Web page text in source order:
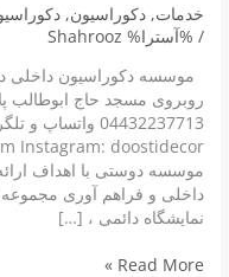
خدمات,دکوراسیون,
/ %آسترا% Shahrooz
موسسه دوستی با اهداف
داخلی و فراهم آوری مجموعه
نمایشگاه دائمی ، […]
موسسه
Read More »